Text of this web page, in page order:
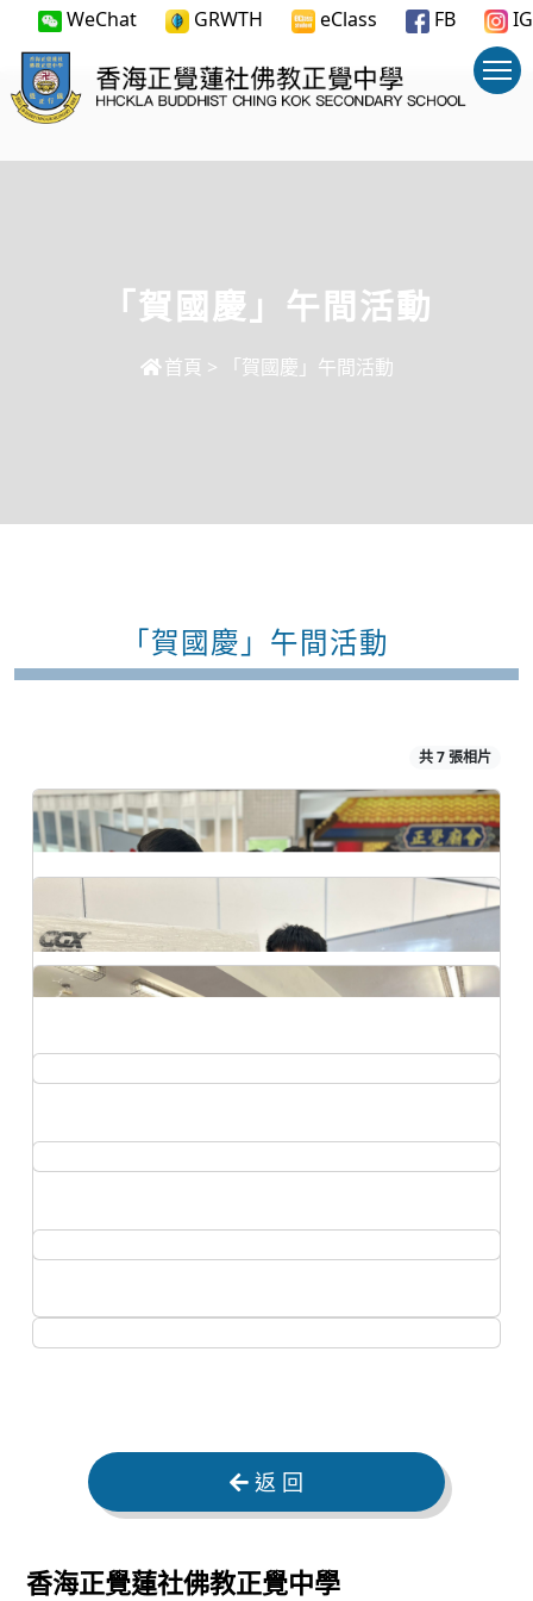
WeChat GRWTH eClass FB IG
「賀國慶」午間活動
首頁 > 「賀國慶」午間活動
「賀國慶」午間活動
共 7 張相片
返 回
香海正覺蓮社佛教正覺中學